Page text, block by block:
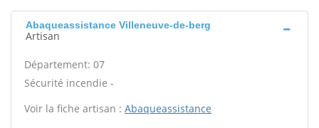
Abaqueassistance Villeneuve-de-berg
Artisan
Département: 07
Sécurité incendie -
Voir la fiche artisan : Abaqueassistance